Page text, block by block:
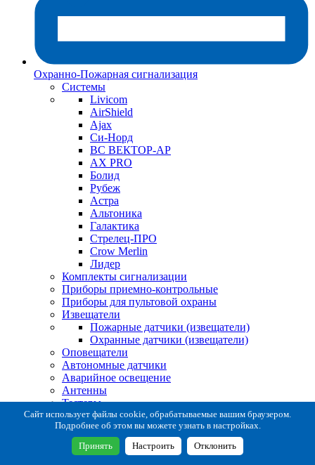
Охранно-Пожарная сигнализация
Системы
Livicom
AirShield
Ajax
Си-Норд
ВС ВЕКТОР-АР
AX PRO
Болид
Рубеж
Астра
Альтоника
Галактика
Стрелец-ПРО
Crow Merlin
Лидер
Комплекты сигнализации
Приборы приемно-контрольные
Приборы для пультовой охраны
Извещатели
Пожарные датчики (извещатели)
Охранные датчики (извещатели)
Оповещатели
Автономные датчики
Аварийное освещение
Антенны
Тестеры
Система сбора извещений
Расходные и монтажные материалы
Коробки коммутационные
Кронштейны для извещателей
Сайт использует файлы cookie, обрабатываемые вашим браузером.
Подробнее об этом вы можете узнать в настройках.
Принять Настроить Отклонить